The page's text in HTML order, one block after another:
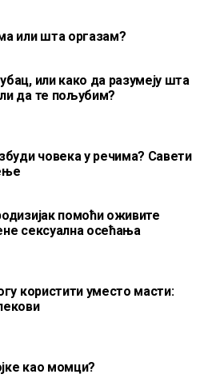
или шта оргазам?
или како да разумеју шта
да те пољубим?
човека у речима? Савети
помоћи оживите
сексуална осећања
користити уместо масти:
као момци?